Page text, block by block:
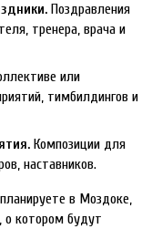
Поздравления
тренера, врача и
или
тимбилдингов и
Композиции для
наставников.
в Моздоке,
котором будут